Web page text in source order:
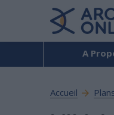
A
Accueil